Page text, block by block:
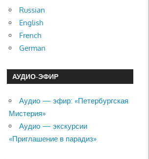
Russian
English
French
German
АУДИО-ЭФИР
Аудио — эфир: «Петербургская
Мистерия»
Аудио — экскурсии
«Приглашение в парадиз»